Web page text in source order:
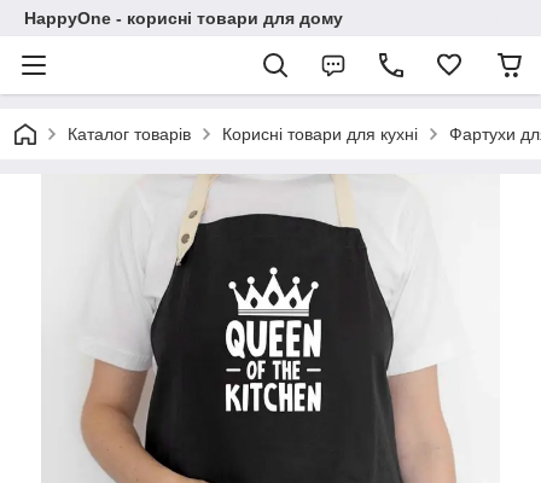
HappyOne - корисні товари для дому
Каталог товарів Корисні товари для кухні Фартухи